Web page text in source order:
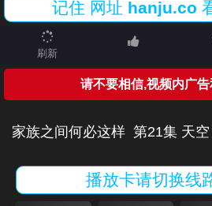
记住 网址 hanju.co
刷新
请不要相信,视频内广
家族之间何必这样 第21集 天空
播放卡请切换